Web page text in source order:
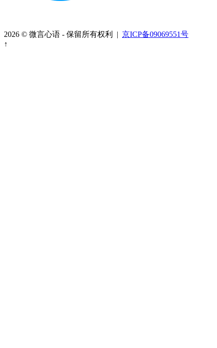
2026 © 微言心语 - 保留所有权利 | 京ICP备09069551号
↑